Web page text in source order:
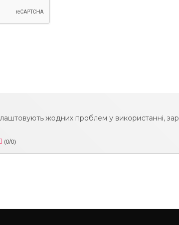
жодних проблем у використанні,
(0/0)